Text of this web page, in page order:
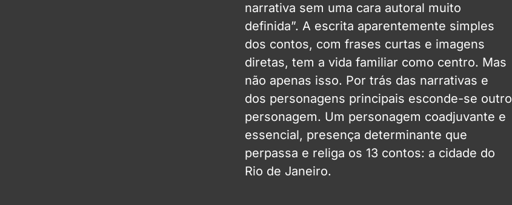
narrativa sem uma cara autoral muito
definida”. A escrita aparentemente simples
dos contos, com frases curtas e imagens
diretas, tem a vida familiar como centro. Mas
não apenas isso. Por trás das narrativas e
dos personagens principais esconde-se outro
personagem. Um personagem coadjuvante e
essencial, presença determinante que
perpassa e religa os 13 contos: a cidade do
Rio de Janeiro.